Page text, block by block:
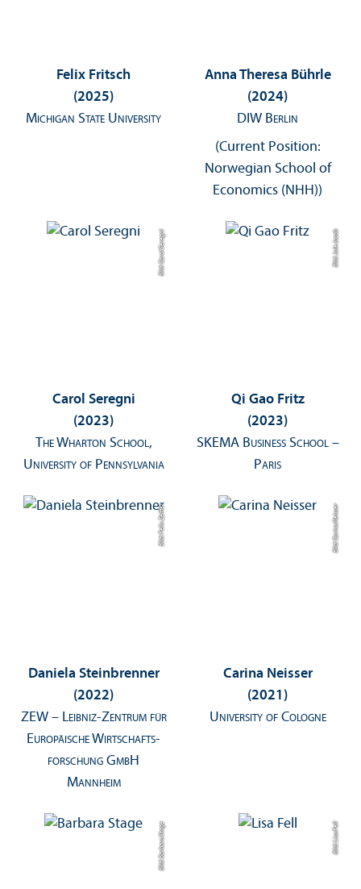
Felix Fritsch
(2025)
Michigan State University
Anna Theresa Bührle
(2024)
DIW Berlin
(Current Position:
Norwegian School of
Economics (NHH))
Bild: Carol Seregni
Carol Seregni
(2023)
The Wharton School,
University of Pennsylvania
Bild: Jule Jacob
Qi Gao Fritz
(2023)
SKEMA Business School –
Paris
Bild: Felix Zeiffer
Daniela Steinbrenner
(2022)
ZEW – Leibniz-Zentrum für
Europäische Wirtschafts­
forschung GmbH
Mannheim
Bild: Carina Neisser
Carina Neisser
(2021)
University of Cologne
Bild: Barbara Stage Bild: Lisa Fell